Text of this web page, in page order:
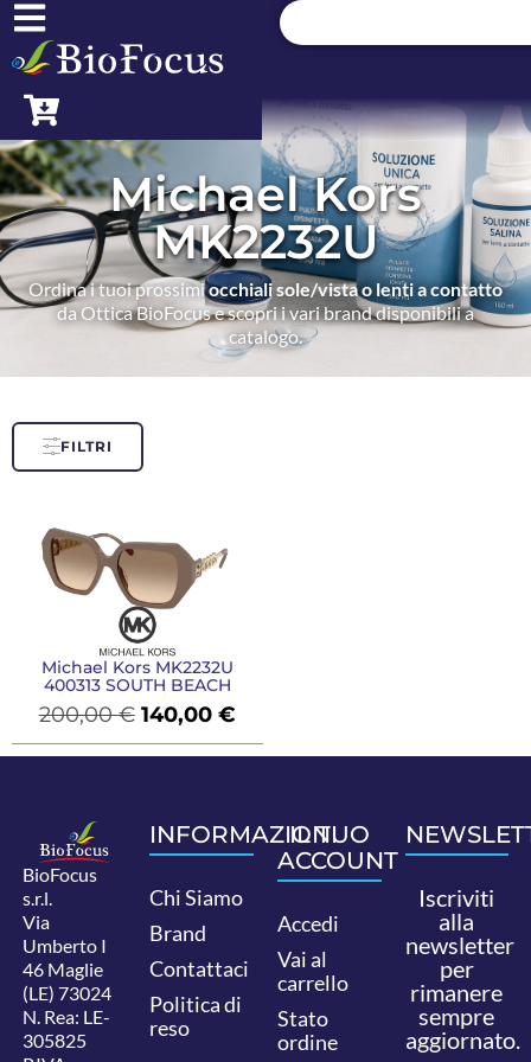
Michael Kors
MK2232U
Ordina i tuoi prossimiocchiali sole/vista o lenti a contatto
da Ottica BioFocus e scopri i vari brand disponibili a
catalogo.
FILTRI
Michael Kors MK2232U
400313 SOUTH BEACH
200,00€ 140,00 €
BioFocus
s.r.l.
Via
Umberto I
46 Maglie
(LE) 73024
N. Rea: LE-
305825
INFORMAZIONI
Chi Siamo
Brand
Contattaci
Politica di
reso
IL TUO
ACCOUNT
Accedi
Vai al
carrello
Stato
ordine
Iscriviti
alla
newsletter
per
rimanere
sempre
aggiornato.